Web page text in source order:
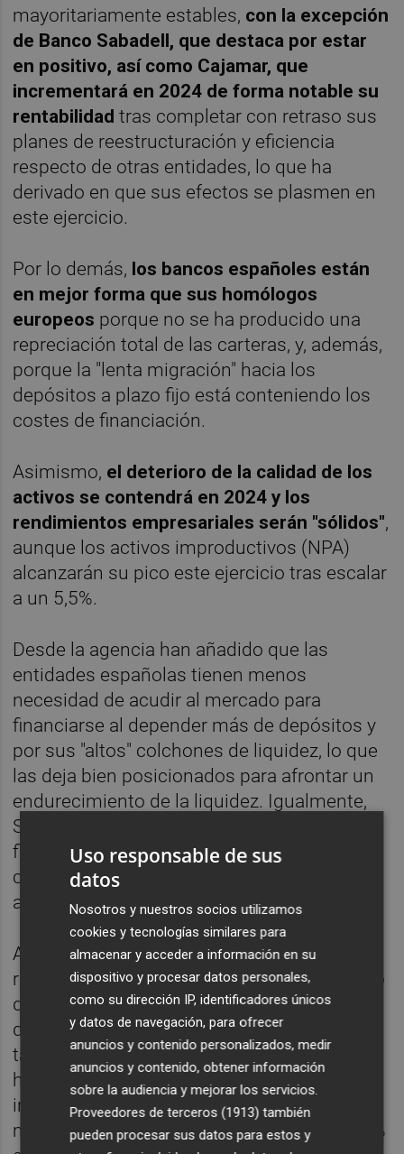
mayoritariamente estables, con la excepción
de Banco Sabadell, que destaca por estar
en positivo, así como Cajamar, que
incrementará en 2024 de forma notable su
rentabilidad tras completar con retraso sus
planes de reestructuración y eficiencia
respecto de otras entidades, lo que ha
derivado en que sus efectos se plasmen en
este ejercicio.
Por lo demás, los bancos españoles están
en mejor forma que sus homólogos
europeos porque no se ha producido una
repreciación total de las carteras, y, además,
porque la "lenta migración" hacia los
depósitos a plazo fijo está conteniendo los
costes de financiación.
Asimismo, el deterioro de la calidad de los
activos se contendrá en 2024 y los
rendimientos empresariales serán "sólidos",
aunque los activos improductivos (NPA)
alcanzarán su pico este ejercicio tras escalar
a un 5,5%.
Desde la agencia han añadido que las
entidades españolas tienen menos
necesidad de acudir al mercado para
financiarse al depender más de depósitos y
por sus "altos" colchones de liquidez, lo que
las deja bien posicionados para afrontar un
endurecimiento de la liquidez. Igualmente,
S&P ha subrayado que la rentabilidad
financiera será suficiente para sostener el
capital de las compañías y remunerar a los
accionistas.
A nivel europeo, la combinación de una
ralentización de la economía con un entorno
de tipos altos provocará un cierto deterioro
de las carteras. Los costes de crédito
también crecerán, pero desde niveles
históricamente bajos, lo que se puede
interpretar como una "normalización" de los
mismos. La rentabilidad media será del 8,2%
Uso responsable de sus
datos
Nosotros y nuestros socios utilizamos
cookies y tecnologías similares para
almacenar y acceder a información en su
dispositivo y procesar datos personales,
como su dirección IP, identificadores únicos
y datos de navegación, para ofrecer
anuncios y contenido personalizados, medir
anuncios y contenido, obtener información
sobre la audiencia y mejorar los servicios.
Proveedores de terceros (1913) también
pueden procesar sus datos para estos y